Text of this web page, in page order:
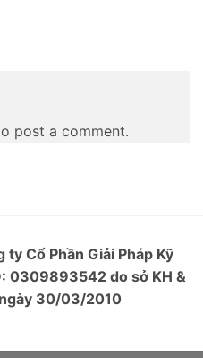
post a comment.
ty Cổ Phần Giải Pháp Kỹ
0309893542 do sở KH &
30/03/2010